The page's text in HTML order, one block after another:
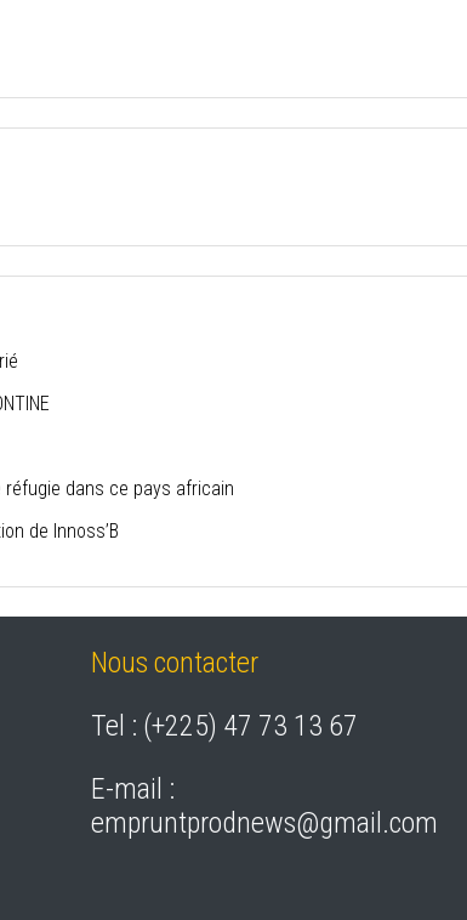
réfugie dans ce pays africain
de Innoss’B
Nous contacter
Tel : (+225) 47 73 13 67
E-mail :
empruntprodnews@gmail.com